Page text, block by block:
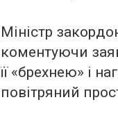
Міністр
коментуючи
її «брехнею» і
повітряний